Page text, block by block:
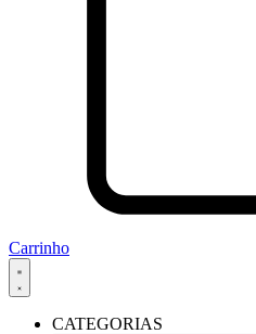
Carrinho
CATEGORIAS